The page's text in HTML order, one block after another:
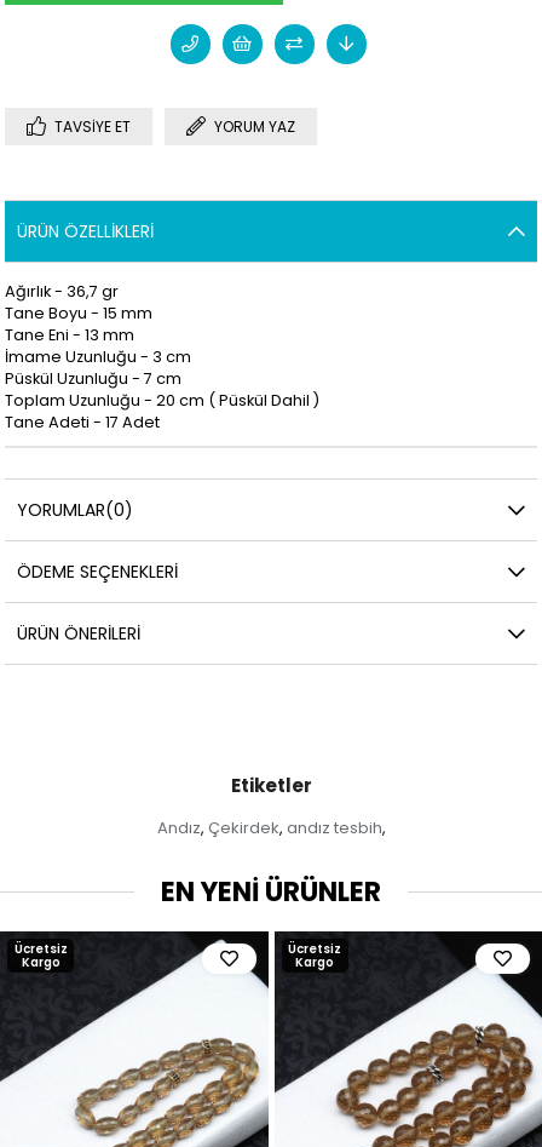
TAVSIYE ET YORUM YAZ
ÜRÜN ÖZELLIKLERI
Ağırlık - 36,7 gr
Tane Boyu - 15 mm
Tane Eni - 13 mm
İmame Uzunluğu - 3 cm
Püskül Uzunluğu - 7 cm
Toplam Uzunluğu - 20 cm ( Püskül Dahil )
Tane Adeti - 17 Adet
YORUMLAR(0)
ÖDEME SEÇENEKLERI
ÜRÜN ÖNERILERI
Etiketler
Andız, Çekirdek, andız tesbih,
EN YENİ ÜRÜNLER
Ücretsiz
Kargo
Ücretsiz
Kargo